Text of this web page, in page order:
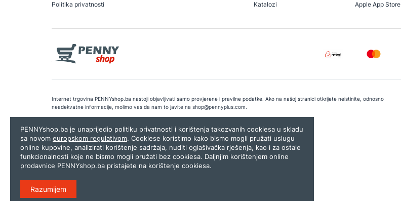
Politika privatnosti Katalozi Apple App Store
Internet trgovina PENNYshop.ba nastoji objavljivati samo provjerene i pravilne podatke. Ako na našoj stranici otkrijete neistinite, odnosno
neadekvatne informacije, molimo vas da nam to javite na shop@pennyplus.com.
Copyright © 2026.Penny plus d.o.o. Sarajevo.Dizajn i programiranje:Lampa.ba
PENNYshop.ba je unaprijedio politiku privatnosti i korištenja takozvanih cookiesa u skladu
sa novom europskom regulativom. Cookiese koristimo kako bismo mogli pružati uslugu
online kupovine, analizirati korištenje sadržaja, nuditi oglašivačka rješenja, kao i za ostale
funkcionalnosti koje ne bismo mogli pružati bez cookiesa. Daljnjim korištenjem online
prodavnice PENNYshop.ba pristajete na korištenje cookiesa.
Razumijem